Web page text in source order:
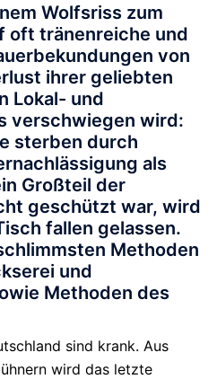
Wolfsriss zum
oft tränenreiche und
von
ihrer geliebten
Lokal- und
verschwiegen wird:
sterben durch
als
Großteil der
geschützt war, wird
fallen gelassen.
Methoden
und
Methoden des
sind krank. Aus
wird das letzte